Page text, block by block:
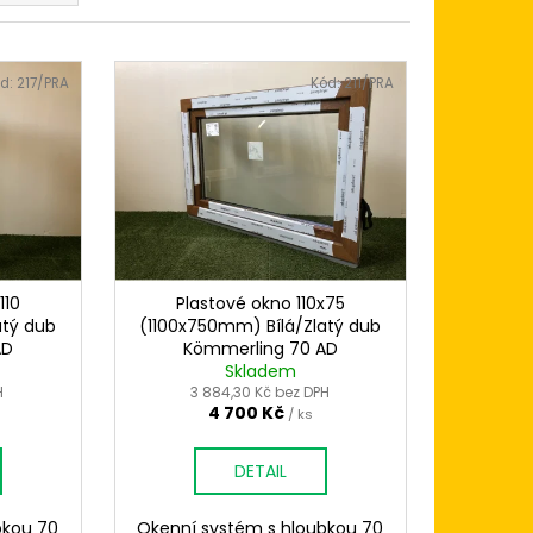
dub
70
217/PRA
Plastové okno 110x75
(1100x750mm) Bílá/Zlatý dub
Kömmerling 70 AD
Skladem
3 884,30 Kč bez DPH
4 700 Kč / ks
DETAIL
Okenní systém s hloubkou 70
Kód:211/PRA
BÍLÁ (DVOUKŘÍDLÉ